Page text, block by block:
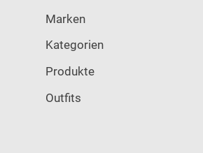
Marken
Kategorien
Produkte
Outfits